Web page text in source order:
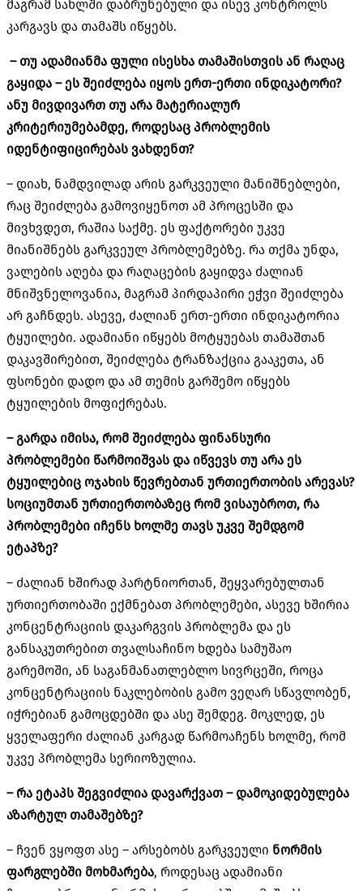
მაგრამ სახლში დაბრუნებული და ისევ კონტროლს
კარგავს და თამაშს იწყებს.
– თუ ადამიანმა ფული ისესხა თამაშისთვის ან რაღაც
გაყიდა – ეს შეიძლება იყოს ერთ-ერთი ინდიკატორი?
ანუ მივდივართ თუ არა მატერიალურ
კრიტერიუმებამდე, როდესაც პრობლემის
იდენტიფიცირებას ვახდენთ?
– დიახ, ნამდვილად არის გარკვეული მანიშნებლები,
რაც შეიძლება გამოვიყენოთ ამ პროცესში და
მივხვდეთ, რაშია საქმე. ეს ფაქტორები უკვე
მიანიშნებს გარკვეულ პრობლემებზე. რა თქმა უნდა,
ვალების აღება და რაღაცების გაყიდვა ძალიან
მნიშვნელოვანია, მაგრამ პირდაპირი ეჭვი შეიძლება
არ გაჩნდეს. ასევე, ძალიან ერთ-ერთი ინდიკატორია
ტყუილები. ადამიანი იწყებს მოტყუებას თამაშთან
დაკავშირებით, შეიძლება ტრანზაქცია გააკეთა, ან
ფსონები დადო და ამ თემის გარშემო იწყებს
ტყუილების მოფიქრებას.
– გარდა იმისა, რომ შეიძლება ფინანსური
პრობლემები წარმოიშვას და იწვევს თუ არა ეს
ტყუილებიც ოჯახის წევრებთან ურთიერთობის არევას?
სოციუმთან ურთიერთობაზეც რომ ვისაუბროთ, რა
პრობლემები იჩენს ხოლმე თავს უკვე შემდგომ
ეტაპზე?
– ძალიან ხშირად პარტნიორთან, შეყვარებულთან
ურთიერთობაში ექმნებათ პრობლემები, ასევე ხშირია
კონცენტრაციის დაკარგვის პრობლემა და ეს
განსაკუთრებით თვალსაჩინო ხდება სამუშაო
გარემოში, ან საგანმანათლებლო სივრცეში, როცა
კონცენტრაციის ნაკლებობის გამო ვეღარ სწავლობენ,
იჭრებიან გამოცდებში და ასე შემდეგ. მოკლედ, ეს
ყველაფერი ძალიან კარგად წარმოაჩენს ხოლმე, რომ
უკვე პრობლემა სერიოზულია.
– რა ეტაპს შეგვიძლია დავარქვათ – დამოკიდებულება
აზარტულ თამაშებზე?
– ჩვენ ვყოფთ ასე – არსებობს გარკვეული ნორმის
ფარგლებში მოხმარება, როდესაც ადამიანი